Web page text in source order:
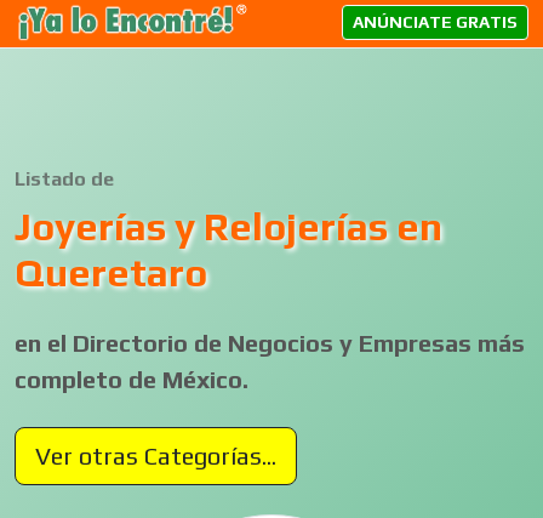
ANÚNCIATE GRATIS
Listado de
Joyerías y Relojerías en
Queretaro
en el Directorio de Negocios y Empresas más
completo de México.
Ver otras Categorías...